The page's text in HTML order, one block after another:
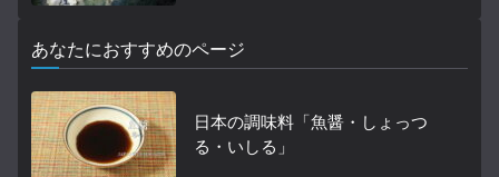
あなたにおすすめのページ
日本の調味料「魚醤・しょっつ
る・いしる」